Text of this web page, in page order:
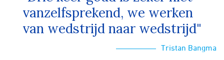
vanzelfsprekend, we werken
van wedstrijd naar wedstrijd"
Tristan Bangma